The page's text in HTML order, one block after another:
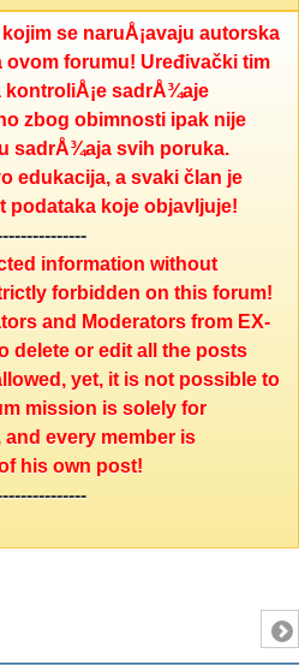
se naruÅ¡avaju autorska
ovom forumu! Uređivački tim
kontroliÅ¡e sadrÅ¾aje
zbog obimnosti ipak nije
sadrÅ¾aja svih poruka.
edukacija, a svaki član je
podataka koje objavljuje!
information without
forbidden on this forum!
and Moderators from EX-
delete or edit all the posts
yet, it is not possible to
mission is solely for
every member is
his own post!